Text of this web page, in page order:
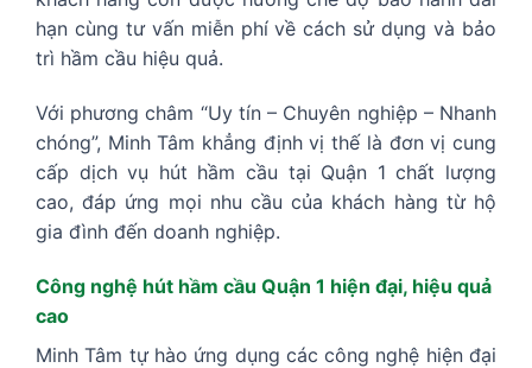
hạn cùng tư vấn miễn phí về cách sử dụng và bảo
trì hầm cầu hiệu quả.
Với phương châm “Uy tín – Chuyên nghiệp – Nhanh
chóng”, Minh Tâm khẳng định vị thế là đơn vị cung
cấp dịch vụ hút hầm cầu tại Quận 1 chất lượng
cao, đáp ứng mọi nhu cầu của khách hàng từ hộ
gia đình đến doanh nghiệp.
Công nghệ hút hầm cầu Quận 1 hiện đại, hiệu quả
cao
Minh Tâm tự hào ứng dụng các công nghệ hiện đại